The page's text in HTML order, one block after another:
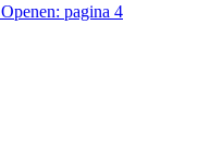
Openen: pagina 4